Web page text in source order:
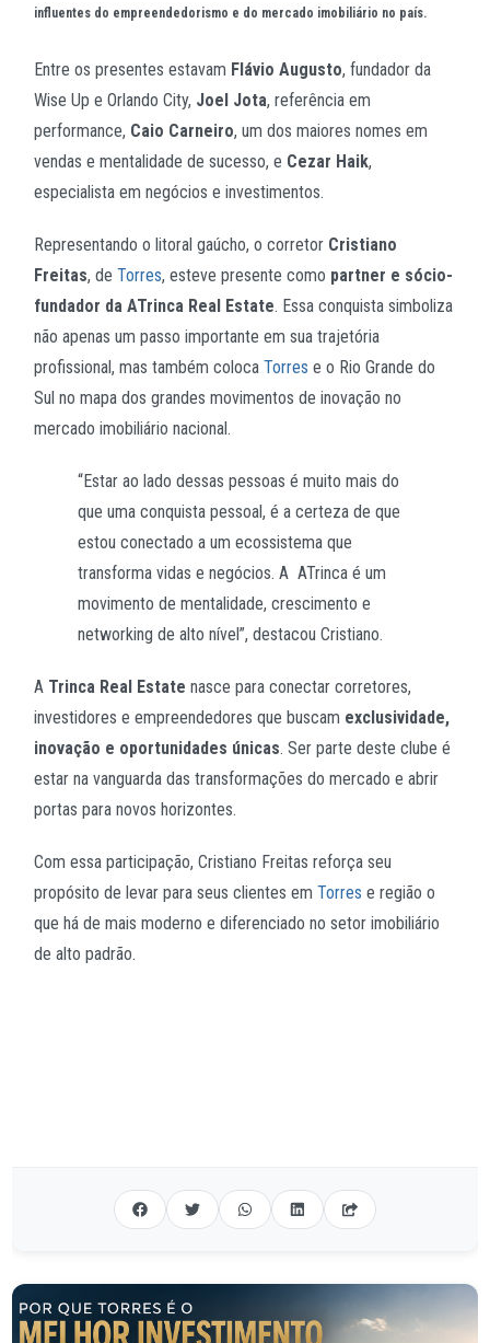
influentes do empreendedorismo e do mercado imobiliário no país.
Entre os presentes estavam Flávio Augusto, fundador da
Wise Up e Orlando City, Joel Jota, referência em
performance, Caio Carneiro, um dos maiores nomes em
vendas e mentalidade de sucesso, e Cezar Haik,
especialista em negócios e investimentos.
Representando o litoral gaúcho, o corretor Cristiano
Freitas, deTorres, esteve presente como partner e sócio-
fundador da ATrinca Real Estate. Essa conquista simboliza
não apenas um passo importante em sua trajetória
profissional, mas também colocaTorres e o Rio Grande do
Sul no mapa dos grandes movimentos de inovação no
mercado imobiliário nacional.
“Estar ao lado dessas pessoas é muito mais do
que uma conquista pessoal, é a certeza de que
estou conectado a um ecossistema que
transforma vidas e negócios. A ATrinca é um
movimento de mentalidade, crescimento e
networking de alto nível”, destacou Cristiano.
A Trinca Real Estate nasce para conectar corretores,
investidores e empreendedores que buscam exclusividade,
inovação e oportunidades únicas. Ser parte deste clube é
estar na vanguarda das transformações do mercado e abrir
portas para novos horizontes.
Com essa participação, Cristiano Freitas reforça seu
propósito de levar para seus clientes emTorres e região o
que há de mais moderno e diferenciado no setor imobiliário
de alto padrão.